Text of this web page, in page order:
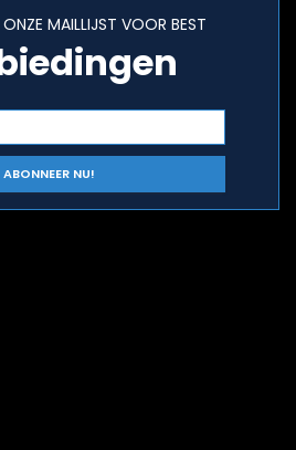
MAILLIJST VOOR BEST